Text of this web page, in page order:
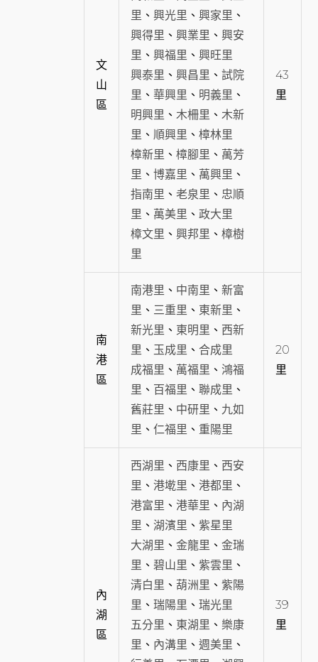
文
山
區
里 、興光里 、興家里 、
興得里 、興業里 、興安
里 、興福里 、興旺里
興泰里 、興昌里 、試院
里 、華興里 、 明義里 、
明興里 、木柵里 、木新
里 、 順興里 、樟林里
樟新里 、樟腳里 、 萬芳
里 、博嘉里 、 萬興里 、
指南里 、老泉里 、 忠順
里 、 萬美里 、政大里
樟文里 、興邦里 、樟樹
里
43
里
南
港
區
南港里 、 中南里 、新富
里 、 三重里 、 東新里 、
新光里 、 東明里 、 西新
里 、 玉成里 、 合成里
成福里 、 萬福里 、鴻福
里 、 百福里 、聯成里 、
舊莊里 、 中研里 、 九如
里 、仁福里 、 重陽里
20
里
內
湖
區
西湖里 、 西康里 、 西安
里 、港墘里 、港都里 、
港富里 、港華里 、 內湖
里 、 湖濱里 、紫星里
大湖里 、金龍里 、金瑞
里 、碧山里 、紫雲里 、
清白里 、 葫洲里 、紫陽
里 、瑞陽里 、瑞光里
五分里 、 東湖里 、樂康
里 、 內溝里 、週美里 、
39
里